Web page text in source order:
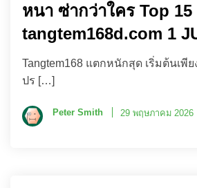
หนา ซ่ากว่าใคร Top
tangtem168d.com 1
Tangtem168 แตกหนักสุด เริ่มต้นเพี
ปร […]
Peter Smith 29 พฤษภาคม 2026